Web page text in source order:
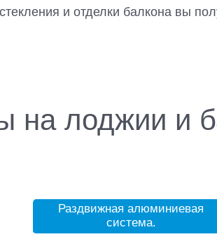
и отделки балкона вы
на лоджии и
Раздвижная алюминиевая
система.